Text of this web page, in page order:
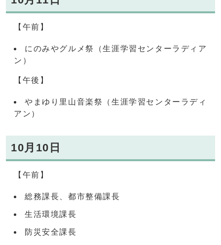
【午前】
にのみやグルメ祭（生涯学習センターラディア
ン）
【午後】
やまゆり里山音楽祭（生涯学習センターラディ
アン）
10月10日
【午前】
総務課長、都市整備課長
生活環境課長
防災安全課長